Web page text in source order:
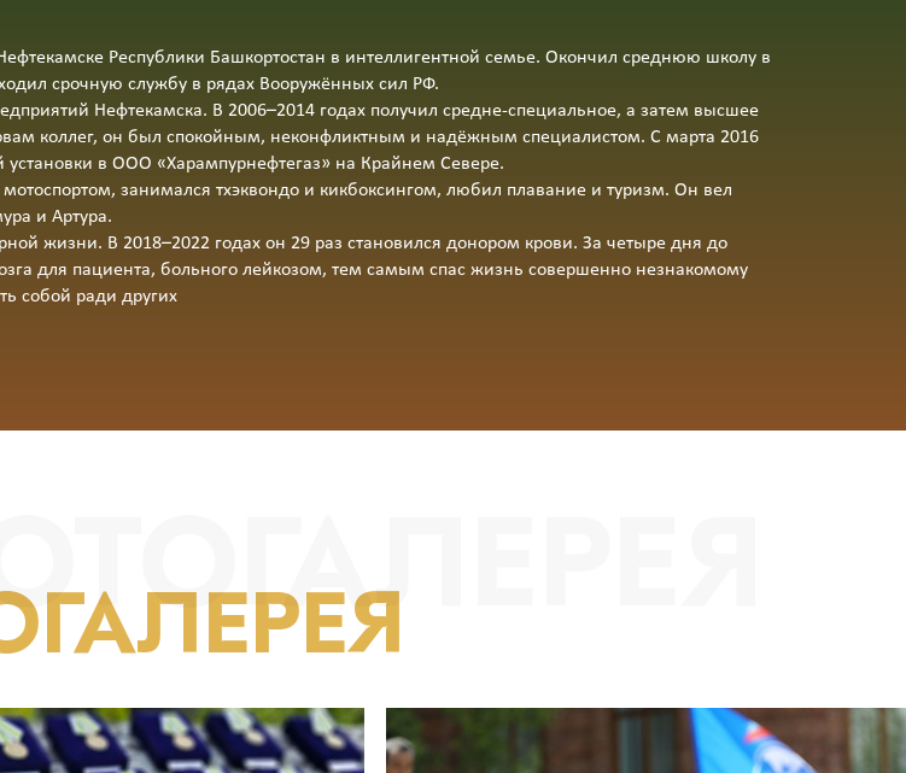
Республики Башкортостан в интеллигентной семье. Окончил среднюю школу в
срочную службу в рядах Вооружённых сил РФ.
Нефтекамска. В 2006–2014 годах получил средне‑специальное, а затем высшее
коллег, он был спокойным, неконфликтным и надёжным специалистом. С марта 2016
в ООО «Харампурнефтегаз» на Крайнем Севере.
занимался тхэквондо и кикбоксингом, любил плавание и туризм. Он вел
и Артура.
жизни. В 2018–2022 годах он 29 раз становился донором крови. За четыре дня до
для пациента, больного лейкозом, тем самым спас жизнь совершенно незнакомому
собой ради других